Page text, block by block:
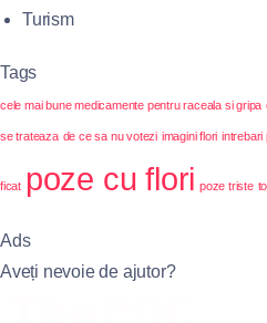
Turism
Tags
cele mai bune medicamente pentru raceala si gripa
se trateaza de ce sa nu votezi imagini flori intrebari
ficat poze cu flori poze triste
Ads
Aveți nevoie de ajutor?